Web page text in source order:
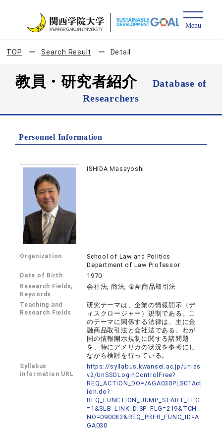
TOP Search Result Detail
教員・研究者紹介
Database of
Researchers
Personnel Information
ISHIDA Masayoshi
Organization
School of Law and Politics
Department of Law Professor
Date of Birth 1970
Research Fields,
Keywords
会社法, 商法, 金融商品取引法
Teaching and
Research Fields
研究テーマは、企業の情報開示（デ
ィスクロージャー）規制である。こ
のテーマに関係する法律は、主に金
融商品取引法と会社法である。わが
国の情報開示規制に関する諸問題
を、特にアメリカの状況を参考にし
ながら検討を行っている。
Syllabus
information URL
https://syllabus.kwansei.ac.jp/unias
v2/UnSSOLoginControlFree?
REQ_ACTION_DO=/AGA030PLS01Act
ion.do?
REQ_FUNCTION_JUMP_START_FLG
=1&SLB_LINK_DISP_FLG=219&TCH_
NO=090083&REQ_PRFR_FUNC_ID=A
GA030